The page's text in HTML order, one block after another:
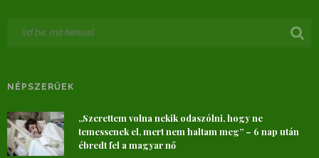
NÉPSZERŰEK
„Szerettem volna nekik odaszólni, hogy ne
temessenek el, mert nem haltam meg” – 6 nap után
ébredt fel a magyar nő